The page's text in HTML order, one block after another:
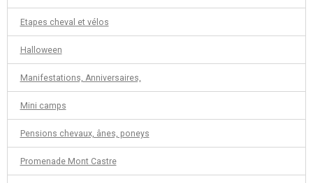
Etapes cheval et vélos
Halloween
Manifestations, Anniversaires,
Mini camps
Pensions chevaux, ânes, poneys
Promenade Mont Castre